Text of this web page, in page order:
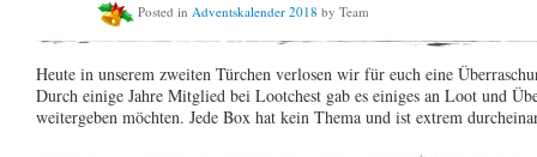
Posted in Adventskalender 2018 by Team
Heute in unserem zweiten Türchen verlosen wir für euch eine
Durch einige Jahre Mitglied bei Lootchest gab es einiges an Loot und
weitergeben möchten. Jede Box hat kein Thema und ist extrem